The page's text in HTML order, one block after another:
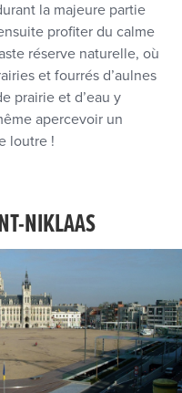
la majeure partie
profiter du calme
réserve naturelle, où
et fourrés d’aulnes
prairie et d’eau y
apercevoir un
loutre !
NIKLAAS